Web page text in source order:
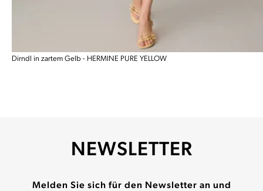
Dirndl in zartem Gelb - HERMINE PURE YELLOW
NEWSLETTER
Melden Sie sich für den Newsletter an und